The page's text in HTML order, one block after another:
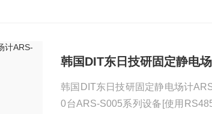
韩国DIT东日技研固定静电
韩国DIT东日技研固定静电场计
0台ARS-S005系列设备[使用